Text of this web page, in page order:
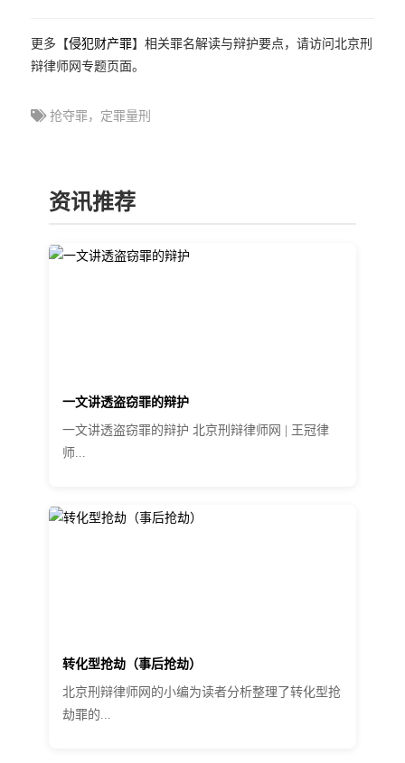
更多【侵犯财产罪】相关罪名解读与辩护要点，请访问北京刑
辩律师网专题页面。
抢夺罪，定罪量刑
资讯推荐
一文讲透盗窃罪的辩护
一文讲透盗窃罪的辩护 北京刑辩律师网 | 王冠律
师...
转化型抢劫（事后抢劫）
北京刑辩律师网的小编为读者分析整理了转化型抢
劫罪的...